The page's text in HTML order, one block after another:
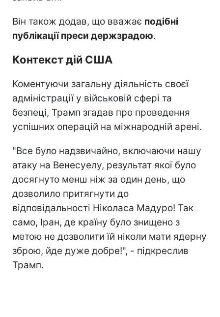
Він також додав, що вважає подібні
публікації преси держзрадою.
Контекст дій США
Коментуючи загальну діяльність своєї
адміністрації у військовій сфері та
безпеці, Трамп згадав про проведення
успішних операцій на міжнародній арені.
"Все було надзвичайно, включаючи нашу
атаку на Венесуелу, результат якої було
досягнуто менш ніж за один день, що
дозволило притягнути до
відповідальності Ніколаса Мадуро! Так
само, Іран, де країну було знищено з
метою не дозволити їй ніколи мати ядерну
зброю, йде дуже добре!", - підкреслив
Трамп.